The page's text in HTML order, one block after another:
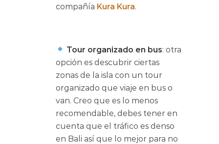
compañía Kura Kura.
Tour organizado en bus: otra
opción es descubrir ciertas
zonas de la isla con un tour
organizado que viaje en bus o
van. Creo que es lo menos
recomendable, debes tener en
cuenta que el tráfico es denso
en Bali así que lo mejor para no